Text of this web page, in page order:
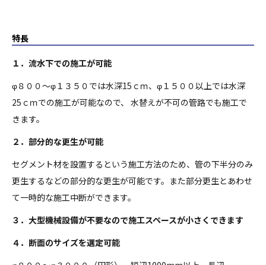
特長
１．流水下での施工が可能
φ８００～φ１３５０では水深15ｃｍ、φ１５００以上では水深
25ｃｍでの施工が可能なので、 水替えが不可の管路でも施工で
きます。
２．部分的な更生が可能
セグメント材を設置するという施工方法のため、管の下半分のみ
更生するなどの部分的な更生が可能です。また部分更生とあわせ
て一時的な施工中断ができます。
３．大型機械設備が不要なので施工スペースが小さくできます
４．断面のサイズを選定可能